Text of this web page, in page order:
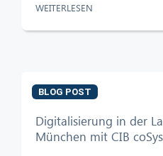
WEITERLESEN
BLOG POST
Digitalisierung in der
München mit CIB coSys